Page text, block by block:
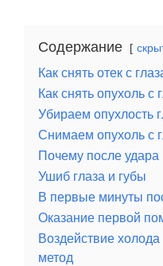
Содержание
Как снять отек с
Как снять опухоль с
Убираем опухлость
Снимаем опухоль с
Почему после удара
Ушиб глаза и губы
В первые минуты
Оказание первой
Воздействие
метод